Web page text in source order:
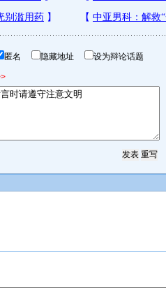
匿名 隐藏地址 设为辩论话题